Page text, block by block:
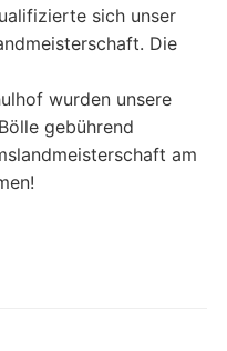
sich unser
Die
wurden unsere
gebührend
am